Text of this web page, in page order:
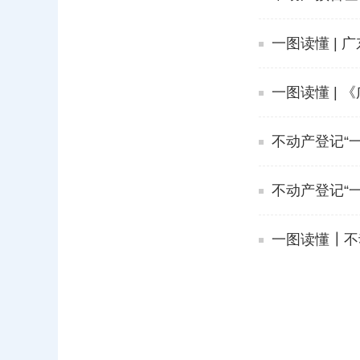
一图读懂 |
一图读懂 |
不动产登记“
不动产登记“
一图读懂┃不